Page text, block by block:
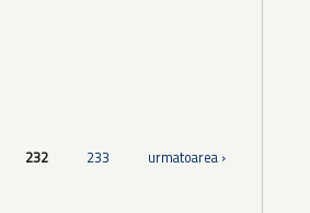
232 233
urmatoarea ›